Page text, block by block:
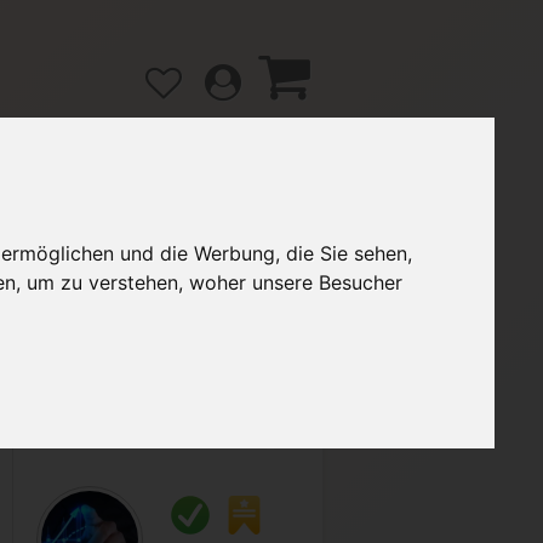
und die Werbung, die Sie sehen,
um zu verstehen, woher unsere Besucher
Hilfe / FAQ